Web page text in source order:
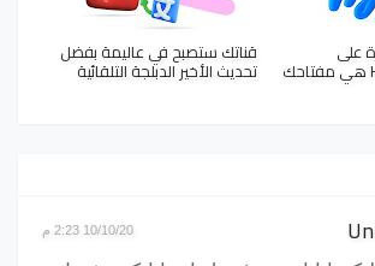
على
يوتيوب؟ ميزة Hype هي مفتاحك
قناتك ستصبح في عاليمة بفضل
تحديث الأخير الدبلجة التلقائية
10/10/20 2:23 م